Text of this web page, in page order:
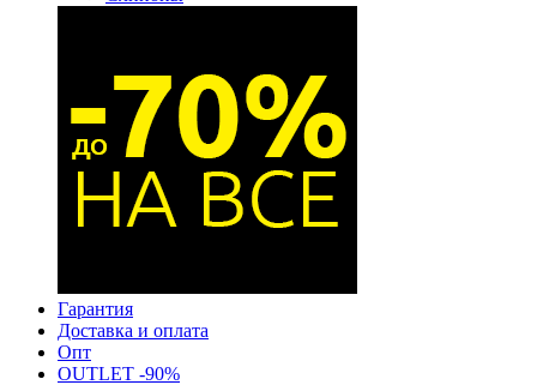
Гарантия
Доставка и оплата
Опт
OUTLET -90%